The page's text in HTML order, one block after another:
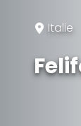
Italie